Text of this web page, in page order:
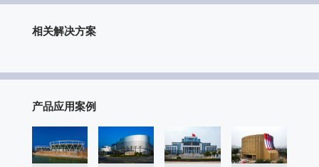
相关解决方案
产品应用案例